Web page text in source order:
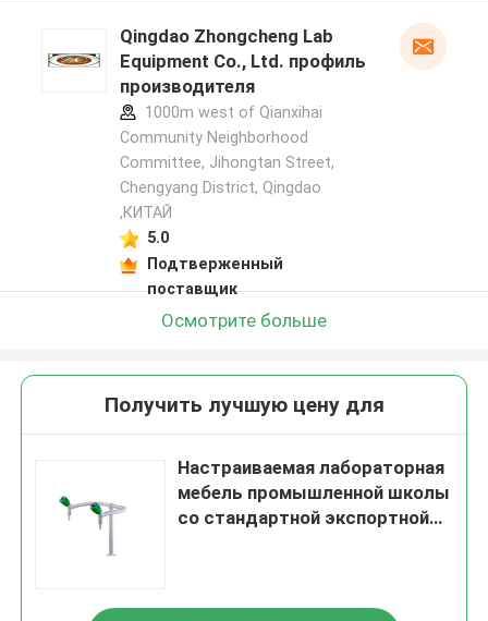
Qingdao Zhongcheng Lab
Equipment Co., Ltd. профиль
производителя
1000m west of Qianxihai
Community Neighborhood
Committee, Jihongtan Street,
Chengyang District, Qingdao
,КИТАЙ
5.0
Подтверженный
поставщик
Осмотрите больше
Получить лучшую цену для
Настраиваемая лабораторная
мебель промышленной школы
со стандартной экспортной